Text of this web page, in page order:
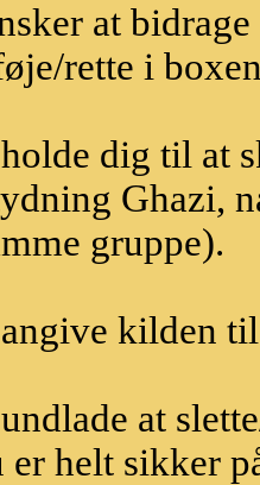
at
rette i
dig til at
Ghazi,
gruppe).
kilden
at
er helt sikker